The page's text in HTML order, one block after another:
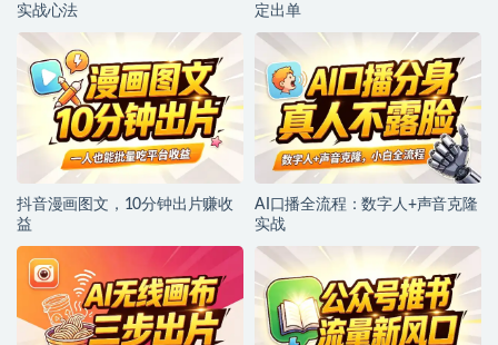
实战心法
定出单
抖音漫画图文，10分钟出片赚收
益
AI口播全流程：数字人+声音克隆
实战